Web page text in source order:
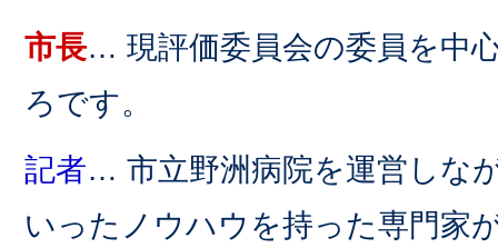
市長… 現評価委員会の委員を中
ろです。
記者… 市立野洲病院を運営しな
いったノウハウを持った専門家